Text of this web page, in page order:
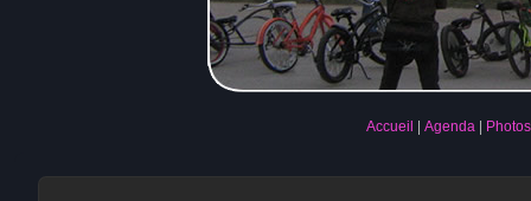
Accueil Agenda Photos